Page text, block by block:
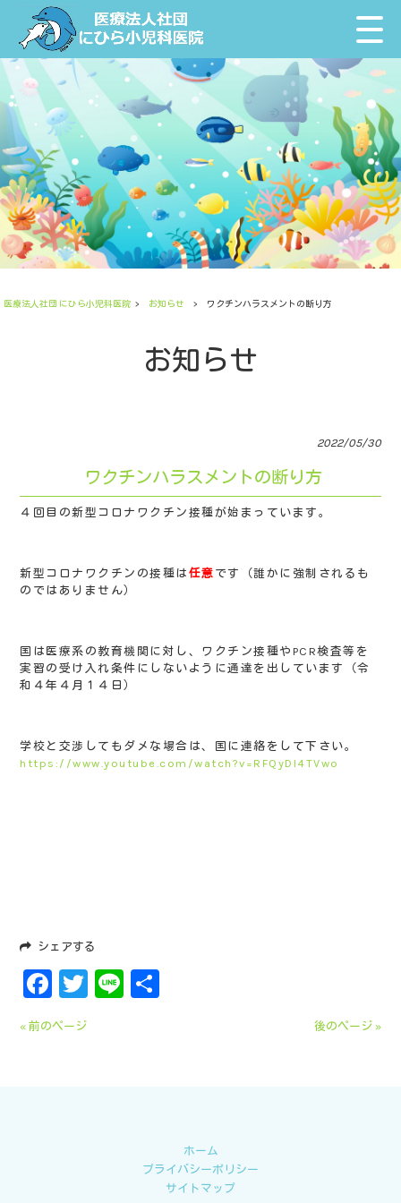
医療法人社団 にひら小児科医院 > お知らせ > ワクチンハラスメントの断り方
お知らせ
2022/05/30
ワクチンハラスメントの断り方
４回目の新型コロナワクチン接種が始まっています。
新型コロナワクチンの接種は 任意 です（誰かに強制されるも
のではありません）
国は医療系の教育機関に対し、ワクチン接種やPCR検査等を
実習の受け入れ条件にしないように通達を出しています（令
和４年４月１４日）
学校と交渉してもダメな場合は、国に連絡をして下さい。
https://www.youtube.com/watch?v=RFQyDI4TVwo
シェアする
Facebook
Twitter
Line
« 前のページ 後のページ »
ホーム
プライバシーポリシー
サイトマップ